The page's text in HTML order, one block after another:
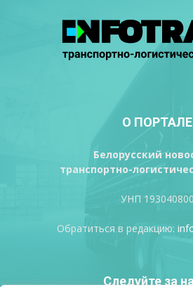
О ПОРТАЛЕ
Белорусский
транспортно-
УНП 193040800
Обратиться в редакцию:
Следуйте за